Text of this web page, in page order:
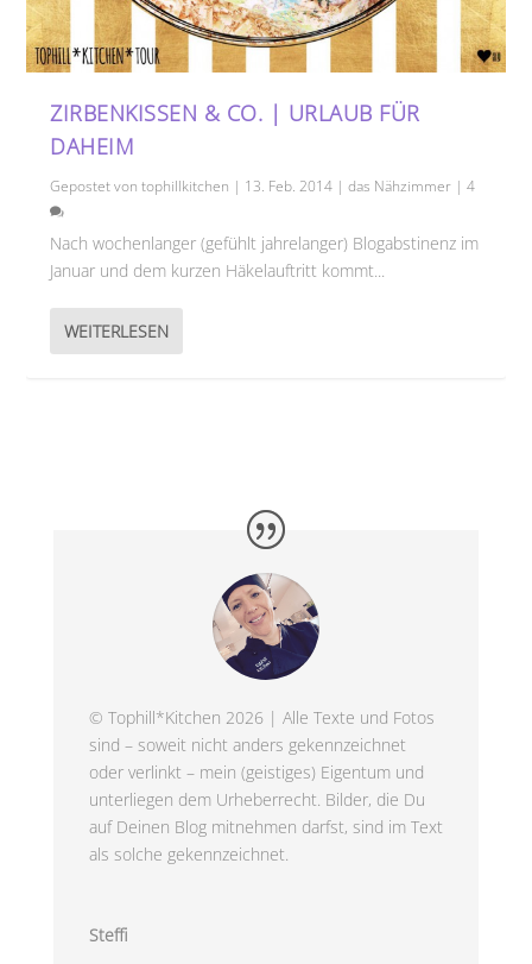
ZIRBENKISSEN & CO. | URLAUB FÜR
DAHEIM
Gepostet vontophillkitchen | 13. Feb. 2014 |das Nähzimmer |4
Nach wochenlanger (gefühlt jahrelanger) Blogabstinenz im
Januar und dem kurzen Häkelauftritt kommt...
WEITERLESEN
© Tophill*Kitchen 2026 | Alle Texte und Fotos
sind – soweit nicht anders gekennzeichnet
oder verlinkt – mein (geistiges) Eigentum und
unterliegen dem Urheberrecht. Bilder, die Du
auf Deinen Blog mitnehmen darfst, sind im Text
als solche gekennzeichnet.
Steffi